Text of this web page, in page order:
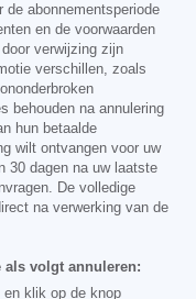
abonnementsperiode
en de voorwaarden
verwijzing zijn
verschillen, zoals
behouden na annulering
hun betaalde
wilt ontvangen voor uw
30 dagen na uw laatste
De volledige
na verwerking van de
als volgt annuleren:
en klik op de knop